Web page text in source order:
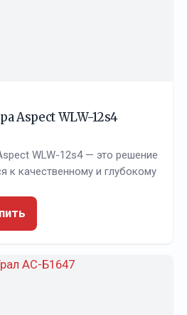
Aspect WLW-12s4
WLW-12s4 — это решение
к качественному и глубокому